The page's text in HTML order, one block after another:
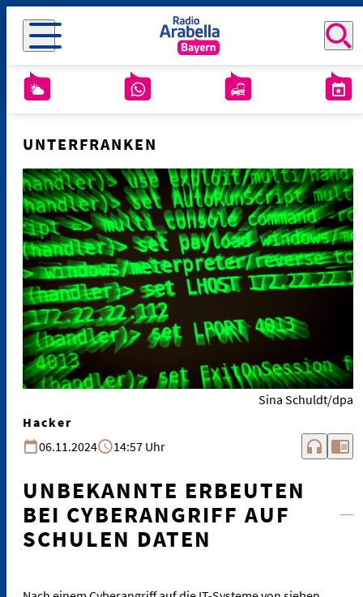
UNTERFRANKEN
Sina Schuldt/dpa
Hacker
06.11.2024
14:57 Uhr headphones chrome_reader_mode
UNBEKANNTE ERBEUTEN
BEI CYBERANGRIFF AUF
SCHULEN DATEN